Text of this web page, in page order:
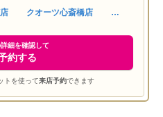
ます｜
クオーツ心斎橋店
細を確認して
約する
トを使って来店予約できます